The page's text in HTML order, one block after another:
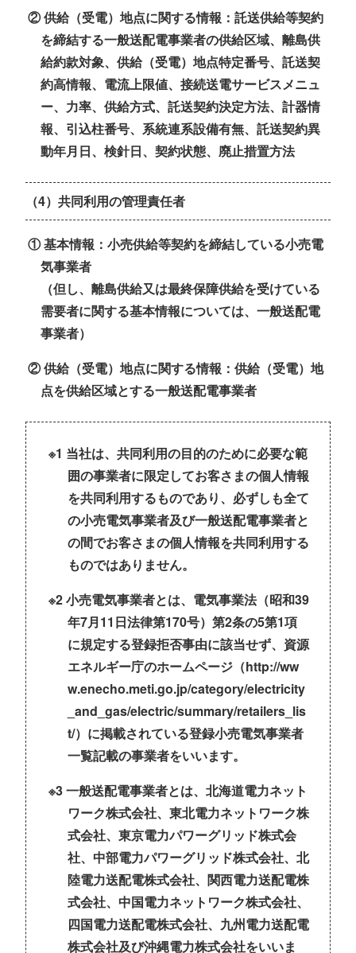
② 供給（受電）地点に関する情報：託送供給等契約
を締結する一般送配電事業者の供給区域、離島供
給約款対象、供給（受電）地点特定番号、託送契
約高情報、電流上限値、接続送電サービスメニュ
ー、力率、供給方式、託送契約決定方法、計器情
報、引込柱番号、系統連系設備有無、託送契約異
動年月日、検針日、契約状態、廃止措置方法
（4）共同利用の管理責任者
① 基本情報：小売供給等契約を締結している小売電
気事業者
（但し、離島供給又は最終保障供給を受けている
需要者に関する基本情報については、一般送配電
事業者）
② 供給（受電）地点に関する情報：供給（受電）地
点を供給区域とする一般送配電事業者
※1 当社は、共同利用の目的のために必要な範
囲の事業者に限定してお客さまの個人情報
を共同利用するものであり、必ずしも全て
の小売電気事業者及び一般送配電事業者と
の間でお客さまの個人情報を共同利用する
ものではありません。
※2 小売電気事業者とは、電気事業法（昭和39
年7月11日法律第170号）第2条の5第1項
に規定する登録拒否事由に該当せず、資源
エネルギー庁のホームページ（http://ww
w.enecho.meti.go.jp/category/electricity
_and_gas/electric/summary/retailers_lis
t/）に掲載されている登録小売電気事業者
一覧記載の事業者をいいます。
※3 一般送配電事業者とは、北海道電力ネット
ワーク株式会社、東北電力ネットワーク株
式会社、東京電力パワーグリッド株式会
社、中部電力パワーグリッド株式会社、北
陸電力送配電株式会社、関西電力送配電株
式会社、中国電力ネットワーク株式会社、
四国電力送配電株式会社、九州電力送配電
株式会社及び沖縄電力株式会社をいいま